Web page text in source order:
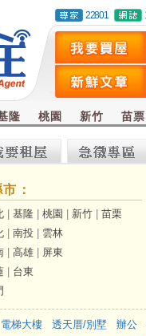
22801
隆 桃園 新竹 苗票
：
基隆 桃園 新竹
苗栗
南投
雲林
高雄
屏東
台東
電梯大樓 透天厝/別墅 辦公